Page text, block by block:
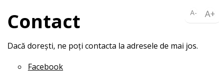
Contact A- A+
Dacă dorești, ne poți contacta la adresele de mai jos.
Facebook